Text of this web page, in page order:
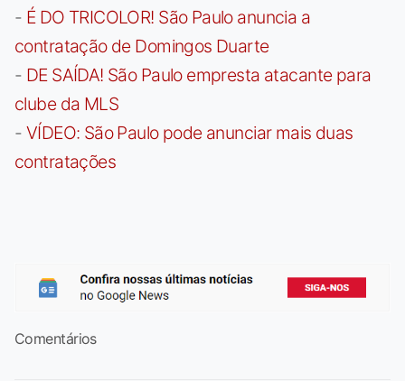
- É DO TRICOLOR! São Paulo anuncia a
contratação de Domingos Duarte
- DE SAÍDA! São Paulo empresta atacante para
clube da MLS
- VÍDEO: São Paulo pode anunciar mais duas
contratações
Comentários